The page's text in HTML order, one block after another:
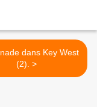
dans Key West
(2). >